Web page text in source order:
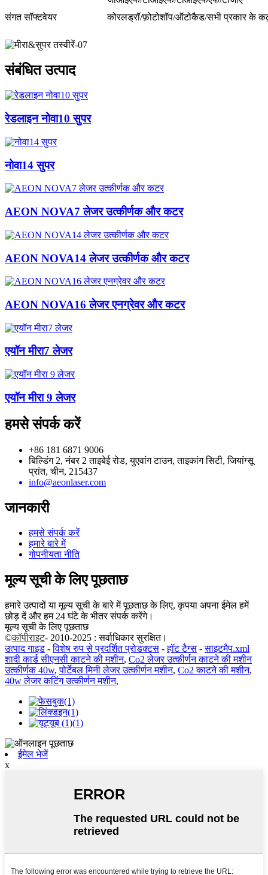
संगत सॉफ्टवेयर
कोरलड्रॉ/फ़ोटोशॉप/ऑटोकैड/सभी प्रकार के
संबंधित उत्पाद
रेडलाइन नोवा10 सुपर
नोवा14 सुपर
AEON NOVA7 लेजर उत्कीर्णक और कटर
AEON NOVA14 लेजर उत्कीर्णक और कटर
AEON NOVA16 लेजर एनग्रेवर और कटर
एयॉन मीरा7 लेजर
एयॉन मीरा 9 लेजर
हमसे संपर्क करें
+86 181 6871 9006
बिल्डिंग 2, नंबर 2 ताइबेई रोड, युएवांग टाउन, ताइकांग सिटी, जियांग्सू
प्रांत, चीन, 215437
info@aeonlaser.com
जानकारी
हमसे संपर्क करें
हमारे बारे में
गोपनीयता नीति
मूल्य सूची के लिए पूछताछ
हमारे उत्पादों या मूल्य सूची के बारे में पूछताछ के लिए, कृपया अपना ईमेल हमें
छोड़ दें और हम 24 घंटे के भीतर संपर्क करेंगे।
मूल्य सूची के लिए पूछताछ
©कॉपीराइट- 2010-2025 : सर्वाधिकार सुरक्षित।
उत्पाद गाइड -विशेष रुप से प्रदर्शित प्रोडक्टस -हॉट टैग्स -साइटमैप.xml
शादी कार्ड सीएनसी काटने की मशीन, Co2 लेजर उत्कीर्णन काटने की मशीन
उत्कीर्णक 40w,पोर्टेबल मिनी लेजर उत्कीर्णन मशीन, Co2 काटने की मशीन,
40w लेजर कटिंग उत्कीर्णन मशीन,
ईमेल भेजें
x